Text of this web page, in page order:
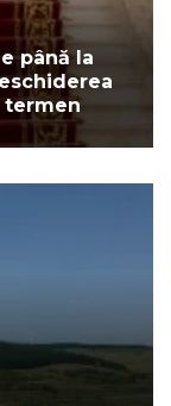
până la
termen